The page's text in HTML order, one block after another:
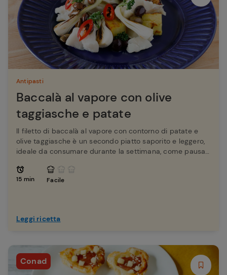
Antipasti
Baccalà al vapore con olive
taggiasche e patate
Il filetto di baccalà al vapore con contorno di patate e
olive taggiasche è un secondo piatto saporito e leggero,
ideale da consumare durante la settimana, come pausa
15 min Facile
Leggi ricetta
Conad